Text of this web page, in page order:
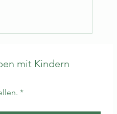
Onepot für
mit Kindern
*